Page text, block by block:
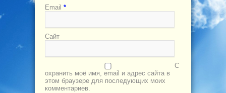
Email *
Сайт
С
охранить моё имя, email и адрес сайта в
этом браузере для последующих моих
комментариев.